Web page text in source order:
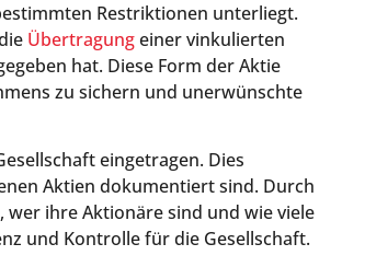
Restriktionen unterliegt.
Übertragungeiner vinkulierten
hat. Diese Form der Aktie
zu sichern und unerwünschte
eingetragen. Dies
Aktien dokumentiert sind. Durch
wer ihre Aktionäre sind und wie viele
und Kontrolle für die Gesellschaft.